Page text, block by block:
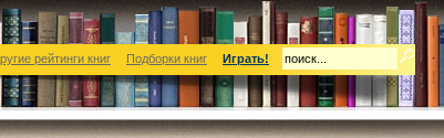
рейтинги книг Подборки книг Играть!